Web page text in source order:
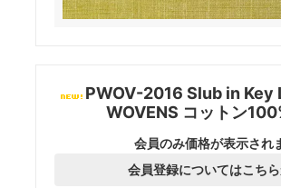
PWOV-2016 Slub in
WOVENS コットン
会員のみ価格が表示され
会員登録についてはこち